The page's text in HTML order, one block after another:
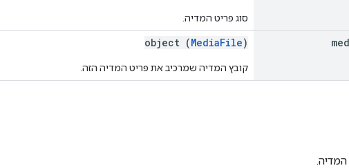
סוג פריט המדיה.
object (MediaFile)
קובץ המדיה שמרכיב את פריט המדיה הזה.
המדיה.